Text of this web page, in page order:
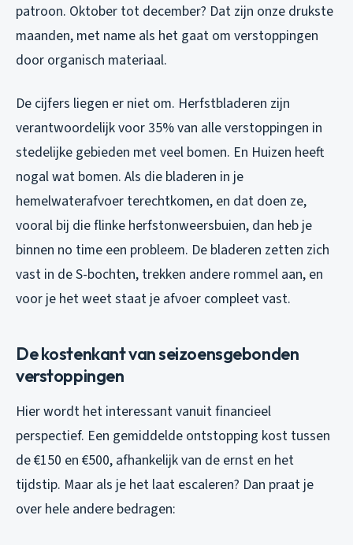
patroon. Oktober tot december? Dat zijn onze drukste
maanden, met name als het gaat om verstoppingen
door organisch materiaal.
De cijfers liegen er niet om. Herfstbladeren zijn
verantwoordelijk voor 35% van alle verstoppingen in
stedelijke gebieden met veel bomen. En Huizen heeft
nogal wat bomen. Als die bladeren in je
hemelwaterafvoer terechtkomen, en dat doen ze,
vooral bij die flinke herfstonweersbuien, dan heb je
binnen no time een probleem. De bladeren zetten zich
vast in de S-bochten, trekken andere rommel aan, en
voor je het weet staat je afvoer compleet vast.
De kostenkant van seizoensgebonden
verstoppingen
Hier wordt het interessant vanuit financieel
perspectief. Een gemiddelde ontstopping kost tussen
de €150 en €500, afhankelijk van de ernst en het
tijdstip. Maar als je het laat escaleren? Dan praat je
over hele andere bedragen: